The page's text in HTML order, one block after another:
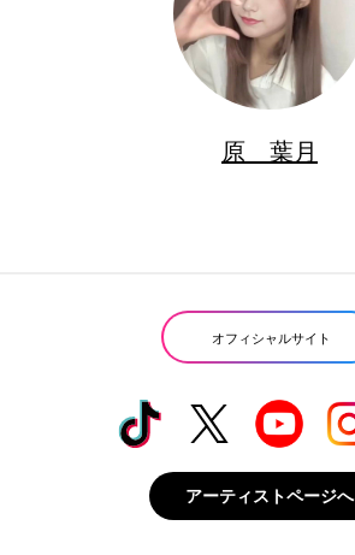
原 葉月
オフィシャルサイト
アーティストページへ